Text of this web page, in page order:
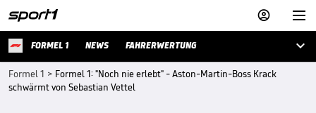


FORMEL 1 NEWS FAHRERWERTUNG 
Formel 1 > Formel 1: "Noch nie erlebt" - Aston-Martin-Boss Krack
schwärmt von Sebastian Vettel